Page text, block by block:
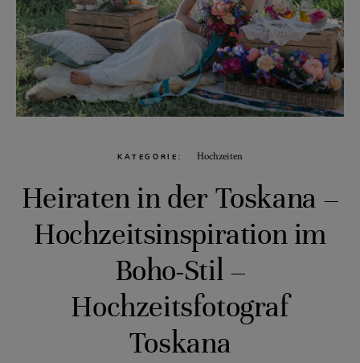
KATEGORIE Hochzeiten
Heiraten in der Toskana –
Hochzeitsinspiration im
Boho-Stil –
Hochzeitsfotograf
Toskana